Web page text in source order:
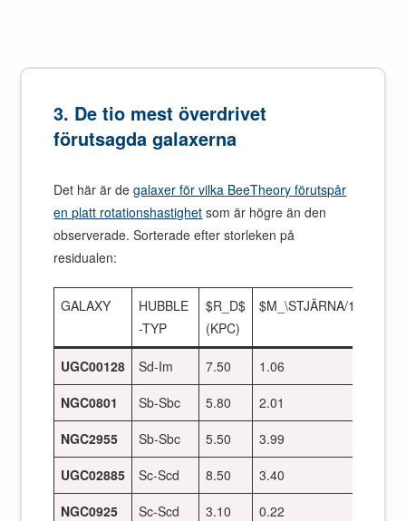
3. De tio mest överdrivet
förutsagda galaxerna
Det här är degalaxer för vilka BeeTheory förutspår
en platt rotationshastighet som är högre än den
observerade. Sorterade efter storleken på
residualen:
GALAXY
HUBBLE
-TYP
$R_D$
(KPC)
$M_\STJÄRNA/
UGC00128 Sd-Im 7.50
1.06
NGC0801
Sb-Sbc 5.80
2.01
NGC2955
Sb-Sbc 5.50
3.99
UGC02885
Sc-Scd 8.50
3.40
NGC0925
Sc-Scd 3.10
0.22